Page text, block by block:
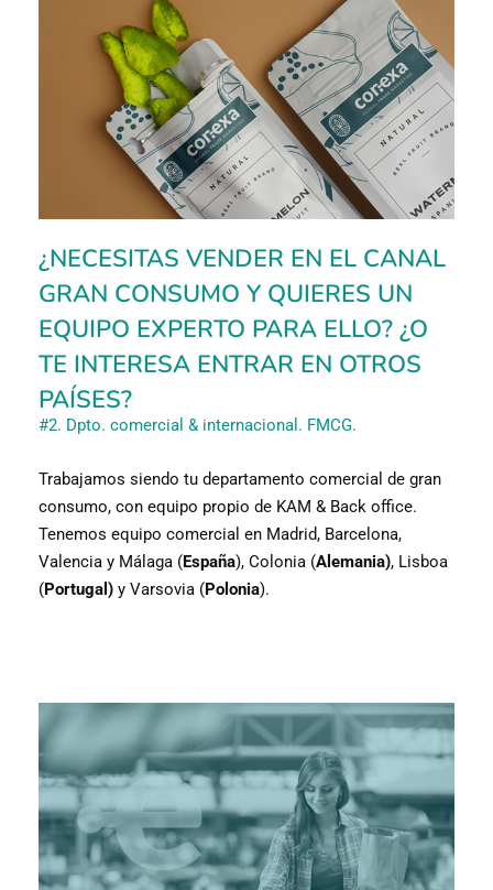
¿NECESITAS VENDER EN EL CANAL
GRAN CONSUMO Y QUIERES UN
EQUIPO EXPERTO PARA ELLO? ¿O
TE INTERESA ENTRAR EN OTROS
PAÍSES?
#2. Dpto. comercial & internacional. FMCG.
Trabajamos siendo tu departamento comercial de gran
consumo, con equipo propio de KAM & Back office.
Tenemos equipo comercial en Madrid, Barcelona,
Valencia y Málaga (España), Colonia (Alemania), Lisboa
(Portugal) y Varsovia (Polonia).